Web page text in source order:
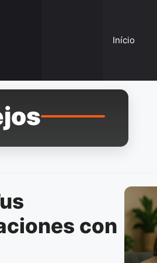
Início
con